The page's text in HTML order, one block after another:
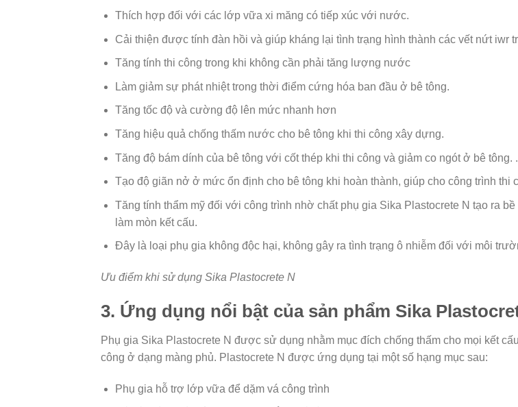
Thích hợp đối với các lớp vữa xi măng có tiếp xúc với nước.
Cải thiện được tính đàn hồi và giúp kháng lại tình trạng hình thành các vết nứt iwr
Tăng tính thi công trong khi không cần phải tăng lượng nước
Làm giảm sự phát nhiệt trong thời điểm cứng hóa ban đầu ở bê tông.
Tăng tốc độ và cường độ lên mức nhanh hơn
Tăng hiệu quả chống thấm nước cho bê tông khi thi công xây dựng.
Tăng độ bám dính của bê tông với cốt thép khi thi công và giảm co ngót ở bê tông.
Tạo độ giãn nở ở mức ổn định cho bê tông khi hoàn thành, giúp cho công trình
Tăng tính thẩm mỹ đối với công trình nhờ chất phụ gia Sika Plastocrete N tạo ra
làm mòn kết cấu.
Đây là loại phụ gia không độc hại, không gây ra tình trạng ô nhiễm đối với môi
Ưu điểm khi sử dụng Sika Plastocrete N
3. Ứng dụng nổi bật của sản phẩm Sika
Phụ gia Sika Plastocrete N được sử dụng nhằm mục đích chống thấm cho mọi kết
công ở dạng màng phủ. Plastocrete N được ứng dụng tại một số hạng mục sau:
Phụ gia hỗ trợ lớp vữa để dặm vá công trình